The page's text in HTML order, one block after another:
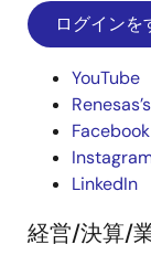
ログインを
YouTube
Facebook
LinkedIn
経営/決算/